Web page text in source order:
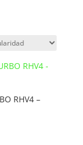
RHV4 –